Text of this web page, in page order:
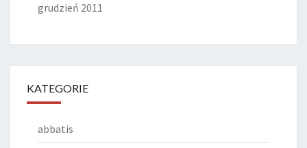
grudzień 2011
KATEGORIE
abbatis